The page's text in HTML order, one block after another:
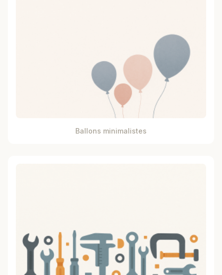
Ballons minimalistes